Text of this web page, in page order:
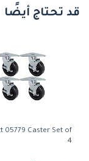
قد تحتاج أيضًا
05779 Caster Set of
4